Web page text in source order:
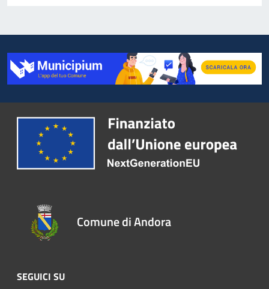
Comune di Andora
SEGUICI SU